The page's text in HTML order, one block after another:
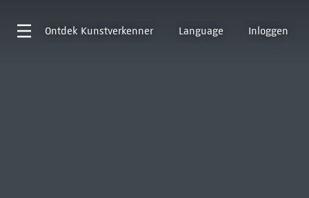
Ontdek Kunstverkenner Language Inloggen